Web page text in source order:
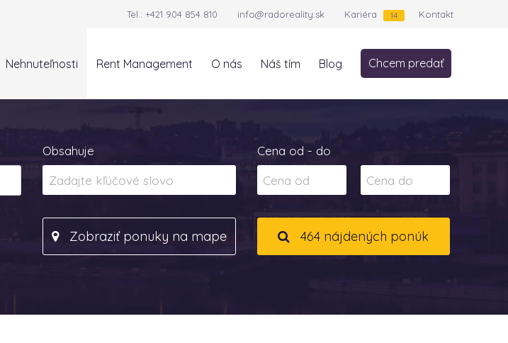
Tel.: +421 904 854 810 info@radoreality.sk Kariéra 14 Kontakt
Nehnuteľnosti Rent Management O nás Náš tím Blog Chcem predať
Obsahuje Cena od - do
Zobraziť ponuky na mape 464 nájdených ponúk